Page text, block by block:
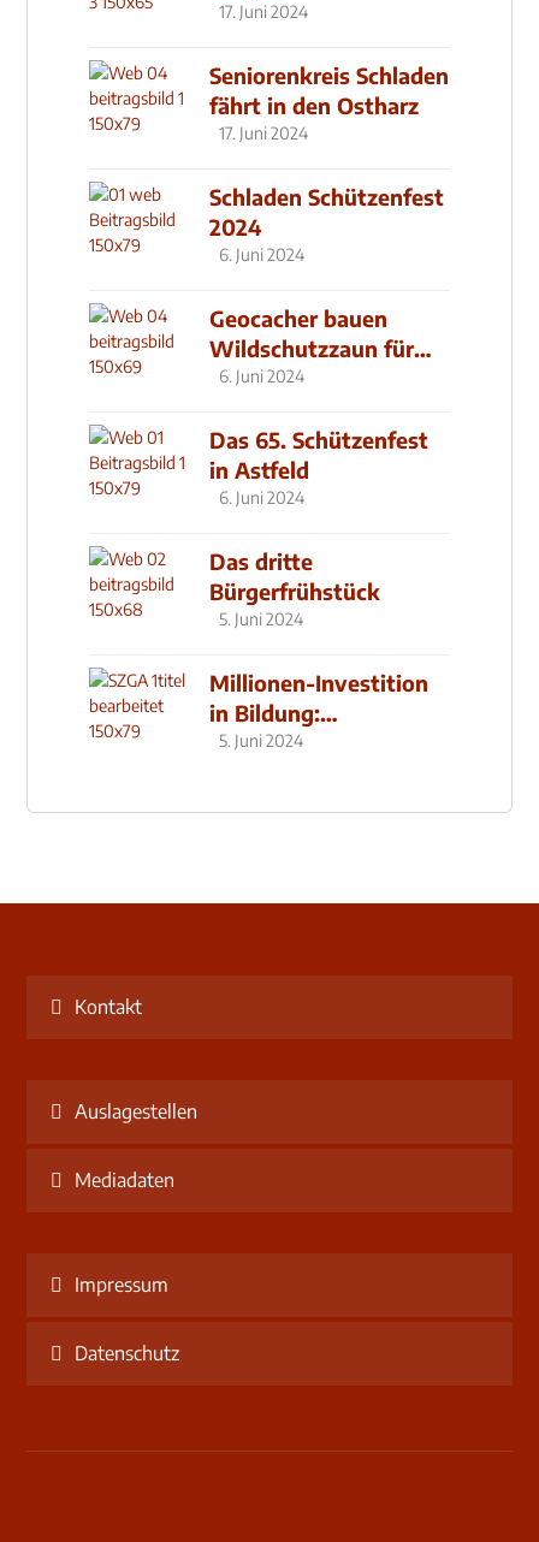
17. Juni 2024
Seniorenkreis Schladen
fährt in den Ostharz
17. Juni 2024
Schladen Schützenfest
2024
6. Juni 2024
Geocacher bauen
Wildschutzzaun für
den MachMit! Wald
6. Juni 2024
Das 65. Schützenfest
in Astfeld
6. Juni 2024
Das dritte
Bürgerfrühstück
5. Juni 2024
Millionen-Investition
in Bildung:
Schulzentrum-Neubau
5. Juni 2024
Kontakt
Auslagestellen
Mediadaten
Impressum
Datenschutz